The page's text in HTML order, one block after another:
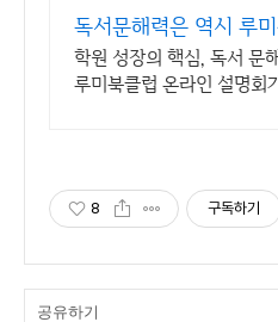
독서문해력은 역시 루
럽 교육사업의 기초 경
학원 성장의 핵심, 독서 문
루미북클럽 온라인 설명회
입니다
8 구독하기
공유하기